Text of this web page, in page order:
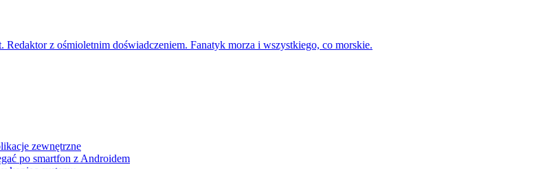
Redaktor z ośmioletnim doświadczeniem. Fanatyk morza i wszystkiego, co morskie.
zewnętrzne
po smartfon z Androidem